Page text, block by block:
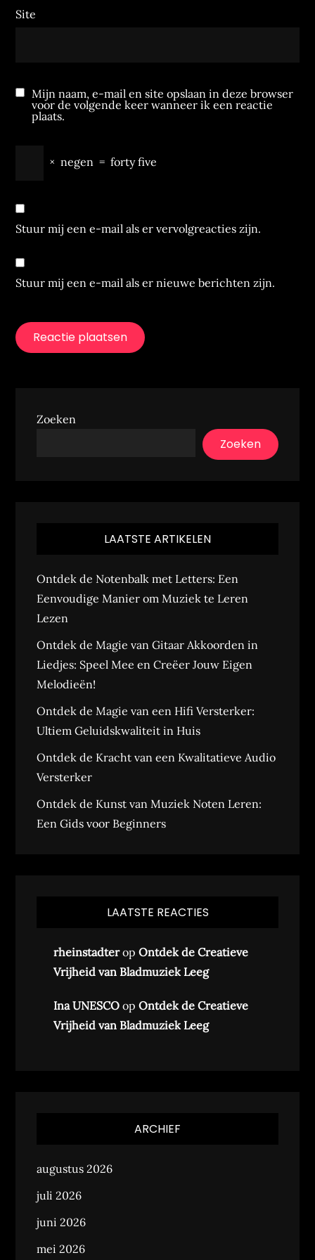
Site
Mijn naam, e-mail en site opslaan in deze browser
voor de volgende keer wanneer ik een reactie
plaats.
× negen = forty five
Stuur mij een e-mail als er vervolgreacties zijn.
Stuur mij een e-mail als er nieuwe berichten zijn.
Zoeken
Zoeken
LAATSTE ARTIKELEN
Ontdek de Notenbalk met Letters: Een
Eenvoudige Manier om Muziek te Leren
Lezen
Ontdek de Magie van Gitaar Akkoorden in
Liedjes: Speel Mee en Creëer Jouw Eigen
Melodieën!
Ontdek de Magie van een Hifi Versterker:
Ultiem Geluidskwaliteit in Huis
Ontdek de Kracht van een Kwalitatieve Audio
Versterker
Ontdek de Kunst van Muziek Noten Leren:
Een Gids voor Beginners
LAATSTE REACTIES
rheinstadteropOntdek de Creatieve
Vrijheid van Bladmuziek Leeg
Ina UNESCO opOntdek de Creatieve
Vrijheid van Bladmuziek Leeg
ARCHIEF
augustus 2026
juli 2026
juni 2026
mei 2026